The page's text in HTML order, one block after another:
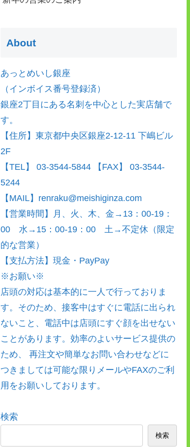
About
あっとめいし銀座
（インボイス番号登録済）
銀座2丁目にある名刺を中心とした実店舗で
す。
【住所】東京都中央区銀座2-12-11 下嶋ビル
2F
【TEL】 03-3544-5844 【FAX】 03-3544-
5244
【MAIL】renraku@meishiginza.com
【営業時間】月、火、木、金→13：00-19：
00 水→15：00-19：00 土→不定休（限定
的な営業）
【支払方法】現金・PayPay
※お願い※
店頭の対応は基本的に一人で行っておりま
す。そのため、接客中はすぐに電話に出られ
ないこと、電話中は店頭にすぐ顔を出せない
ことがあります。効率のよいサービス提供の
ため、 再注文や簡単なお問い合わせなどに
つきましては可能な限りメールやFAXのご利
用をお願いしております。
検索
検索